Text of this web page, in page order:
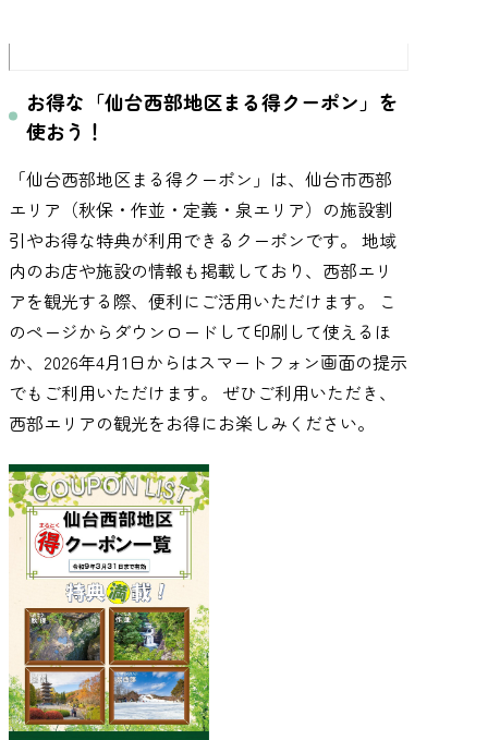
お得な「仙台西部地区まる得クーポン」を
使おう！
「仙台西部地区まる得クーポン」は、仙台市西部
エリア（秋保・作並・定義・泉エリア）の施設割
引やお得な特典が利用できるクーポンです。 地域
内のお店や施設の情報も掲載しており、西部エリ
アを観光する際、便利にご活用いただけます。 こ
のページからダウンロードして印刷して使えるほ
か、2026年4月1日からはスマートフォン画面の提示
でもご利用いただけます。 ぜひご利用いただき、
西部エリアの観光をお得にお楽しみください。